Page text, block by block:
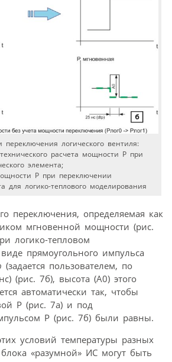
переключения логического вентиля:
расчета мощности Р при
элемента;
Р при переключении
для логико-теплового моделирования
переключения, определяемая как
мгновенной мощности (рис.
логико-тепловом
прямо­угольного импульса
(задается пользователем, по
(рис. 7б), высота (A0) этого
автоматически так, чтобы
Р (рис. 7а) и под
Р (рис. 7б) были равны.
условий температуры разных
«разумной» ИС могут быть